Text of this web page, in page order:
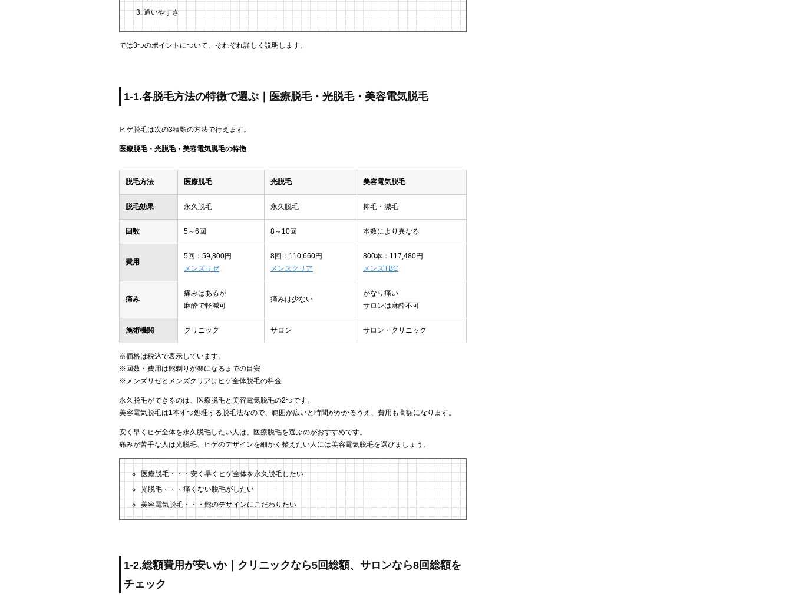
通いやすさ
では3つのポイントについて、それぞれ詳しく説明します。
1-1.各脱毛方法の特徴で選ぶ｜医療脱毛・光脱毛・美容電気脱毛
ヒゲ脱毛は次の3種類の方法で行えます。
医療脱毛・光脱毛・美容電気脱毛の特徴
脱毛方法 医療脱毛 光脱毛 美容電気脱毛
脱毛効果 永久脱毛 永久脱毛 抑毛・減毛
回数 5～6回 8～10回 本数により異なる
費用
5回：59,800円
メンズリゼ
8回：110,660円
メンズクリア
800本：117,480円
メンズTBC
痛み
痛みはあるが
麻酔で軽減可
痛みは少ない
かなり痛い
サロンは麻酔不可
施術機関 クリニック サロン サロン・クリニック
※価格は税込で表示しています。
※回数・費用は髭剃りが楽になるまでの目安
※メンズリゼとメンズクリアはヒゲ全体脱毛の料金
永久脱毛ができるのは、医療脱毛と美容電気脱毛の2つです。
美容電気脱毛は1本ずつ処理する脱毛法なので、範囲が広いと時間がかかるうえ、費用も高額になります。
安く早くヒゲ全体を永久脱毛したい人は、医療脱毛を選ぶのがおすすめです。
痛みが苦手な人は光脱毛、ヒゲのデザインを細かく整えたい人には美容電気脱毛を選びましょう。
医療脱毛・・・安く早くヒゲ全体を永久脱毛したい
光脱毛・・・痛くない脱毛がしたい
美容電気脱毛・・・髭のデザインにこだわりたい
1-2.総額費用が安いか｜クリニックなら5回総額、サロンなら8回総額を
チェック